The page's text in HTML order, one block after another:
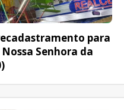
para
Senhora da